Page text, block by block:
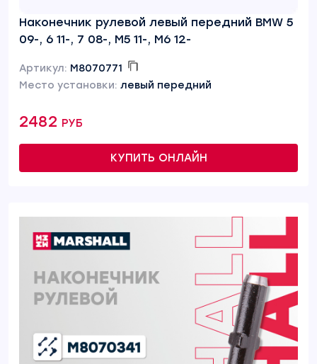
Наконечник рулевой левый передний BMW 5
09-, 6 11-, 7 08-, M5 11-, M6 12-
Артикул: M8070771
Место установки: левый передний
2482 руб
КУПИТЬ ОНЛАЙН